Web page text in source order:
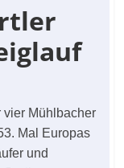
vier Mühlbacher
Mal Europas
und